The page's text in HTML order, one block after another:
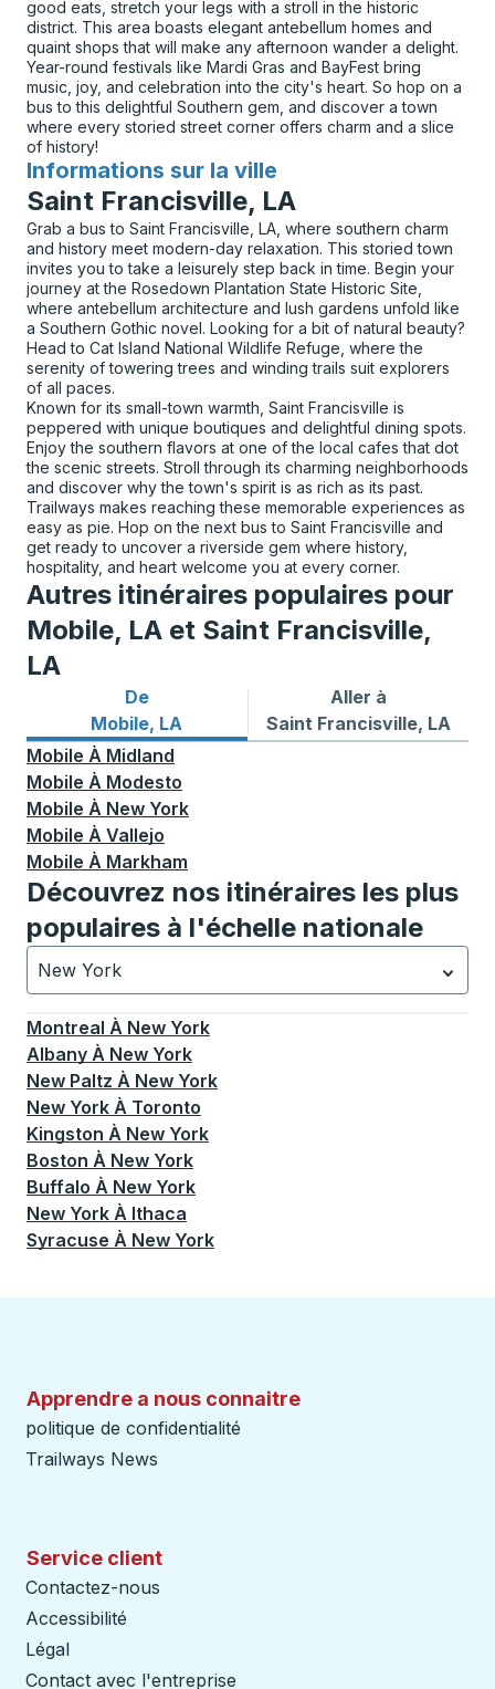
good eats, stretch your legs with a stroll in the historic
district. This area boasts elegant antebellum homes and
quaint shops that will make any afternoon wander a delight.
Year-round festivals like Mardi Gras and BayFest bring
music, joy, and celebration into the city's heart. So hop on a
bus to this delightful Southern gem, and discover a town
where every storied street corner offers charm and a slice
of history!
Informations sur la ville
pour
Saint Francisville, LA
Grab a bus to Saint Francisville, LA, where southern charm
and history meet modern-day relaxation. This storied town
invites you to take a leisurely step back in time. Begin your
journey at the Rosedown Plantation State Historic Site,
where antebellum architecture and lush gardens unfold like
a Southern Gothic novel. Looking for a bit of natural beauty?
Head to Cat Island National Wildlife Refuge, where the
serenity of towering trees and winding trails suit explorers
of all paces.
Known for its small-town warmth, Saint Francisville is
peppered with unique boutiques and delightful dining spots.
Enjoy the southern flavors at one of the local cafes that dot
the scenic streets. Stroll through its charming neighborhoods
and discover why the town's spirit is as rich as its past.
Trailways makes reaching these memorable experiences as
easy as pie. Hop on the next bus to Saint Francisville and
get ready to uncover a riverside gem where history,
hospitality, and heart welcome you at every corner.
Autres itinéraires populaires pour
Mobile, LA et Saint Francisville,
LA
De
Mobile, LA
Itinéraires de bus depuis Mobile, LA
Aller à
Saint Francisville, LA
Itinéraires de bus vers
Mobile À Midland
Mobile À Modesto
Mobile À New York
Mobile À Vallejo
Mobile À Markham
Découvrez nos itinéraires les plus
populaires à l'échelle nationale
New York
Actuellement sélectionné: New York.La sélection est
Montreal À New York
Albany À New York
New Paltz À New York
New York À Toronto
Kingston À New York
Boston À New York
Buffalo À New York
New York À Ithaca
Syracuse À New York
Apprendre a nous connaitre
politique de confidentialité
Trailways News
Service client
Contactez-nous
Accessibilité
Légal
Contact avec l'entreprise